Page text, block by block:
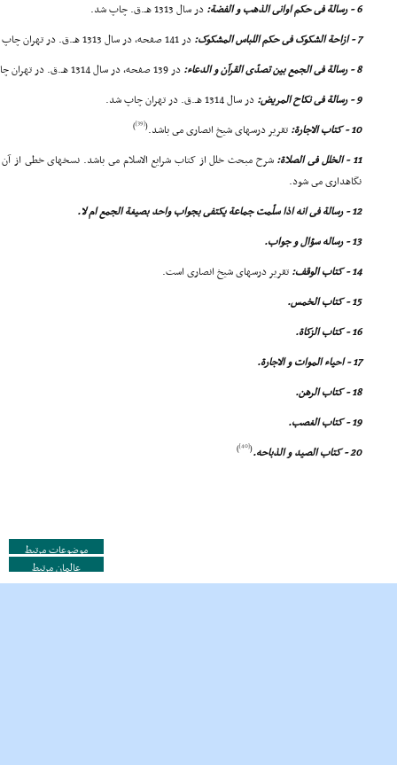
6 - رسالة فى حکم اوانى الذهب و الفضة:
در سال 1313 هـ.ق. چاپ شد.
7 - ازاحة الشکوک فى حکم اللباس المشکوک:
در 141 صفحه، در سال 1313 هـ.ق. در تهران چاپ شد.
8 - رسالة فى الجمع بین تصدّى القرآن و الدعاء:
در 139 صفحه، در سال 1314 هـ.ق. در تهران چاپ شد.
9 - رسالة فى نکاح المریض:
در سال 1314 هـ.ق. در تهران چاپ شد.
10 - کتاب الاجارة:
تقریر درسهاى شیخ انصارى مى باشد.(
[39]
)
11 - الخلل فى الصلاة:
نگاهدارى مى شود.
12 - رسالة فى انه اذا سلّمت جماعة یکتفى بجواب واحد بصیغة الجمع ام لا.
13 - رساله سؤال و جواب.
14 - کتاب الوقف:
تقریر درسهاى شیخ انصارى است.
15 - کتاب الخمس.
16 - کتاب الزکاة.
17 - احیاء الموات و الاجارة.
18 - کتاب الرهن.
19 - کتاب الغصب.
20 - کتاب الصید و الذباحه.
(
[40]
)
موضوعات مرتبط
عالمان مرتبط